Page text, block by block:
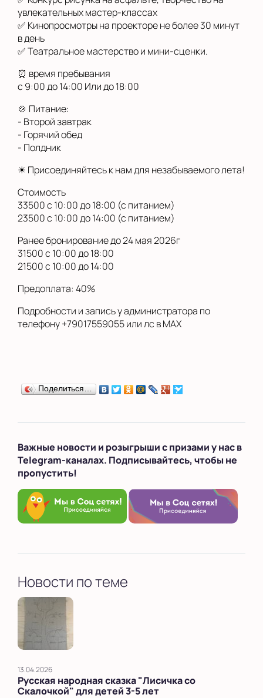
увлекательных мастер-классах
✅ Кинопросмотры на проекторе не более 30 минут
в день
✅ Театральное мастерство и мини-сценки.
⏰ время пребывания
с 9:00 до 14:00 Или до 18:00
🍲 Питание:
- Второй завтрак
- Горячий обед
- Полдник
☀ Присоединяйтесь к нам для незабываемого лета!
Стоимость
33500 с 10:00 до 18:00 (с питанием)
23500 с 10:00 до 14:00 (с питанием)
Ранее бронирование до 24 мая 2026г
31500 с 10:00 до 18:00
21500 с 10:00 до 14:00
Предоплата: 40%
Подробности и запись у администратора по
телефону +79017559055 или лс в МАХ
Поделиться…
Важные новости и розыгрыши с призами у нас в
Telegram-каналах. Подписывайтесь, чтобы не
пропустить!
Новости по теме
13.04.2026
Русская народная сказка "Лисичка со
Скалочкой" для детей 3-5 лет